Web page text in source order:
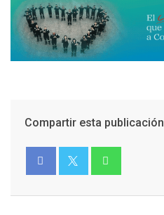
Compartir esta publicación